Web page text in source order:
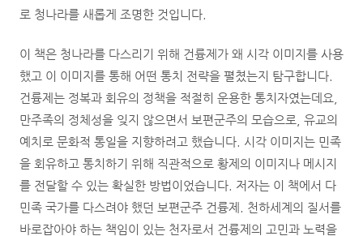
로 청나라를 새롭게 조명한 것입니다.
이 책은 청나라를 다스리기 위해 건륭제가 왜 시각 이미지를 사용
했고 이 이미지를 통해 어떤 통치 전략을 펼쳤는지 탐구합니다.
건륭제는 정복과 회유의 정책을 적절히 운용한 통치자였는데요,
만주족의 정체성을 잊지 않으면서 보편군주의 모습으로, 유교의
예치로 문화적 통일을 지향하려고 했습니다. 시각 이미지는 민족
을 회유하고 통치하기 위해 직관적으로 황제의 이미지나 메시지
를 전달할 수 있는 확실한 방법이었습니다. 저자는 이 책에서 다
민족 국가를 다스려야 했던 보편군주 건륭제. 천하세계의 질서를
바로잡아야 하는 책임이 있는 천자로서 건륭제의 고민과 노력을